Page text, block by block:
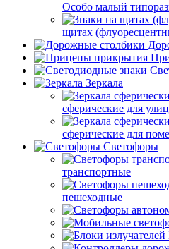
Особо малый
щитах
Зеркала
сферические для
сферические для
Светофоры
транспортные
пешеходные